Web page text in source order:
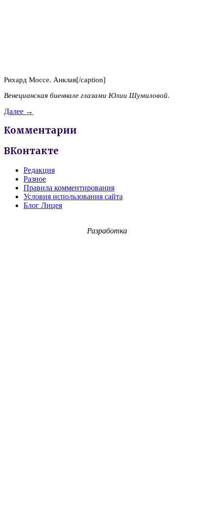
Рихард Моссе. Анклав[/caption]
Венецианская биеннале глазами Юлии Шумиловой.
Далее →
Комментарии
ВКонтакте
Редакция
Разное
Правила комментирования
Условия использования сайта
Блог Лицея
Разработка